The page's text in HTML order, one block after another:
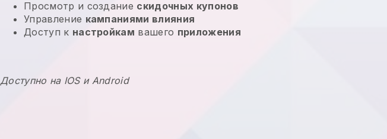
Просмотр и создание скидочных купонов
Управление кампаниями влияния
Доступ к настройкам вашего приложения
Доступно на IOS и Android